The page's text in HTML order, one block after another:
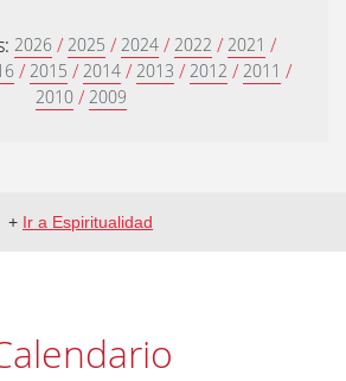
2026 / 2025 / 2024 / 2022 / 2021 /
/ 2015 / 2014 / 2013 / 2012 / 2011 /
2010 / 2009
+ Ir a Espiritualidad